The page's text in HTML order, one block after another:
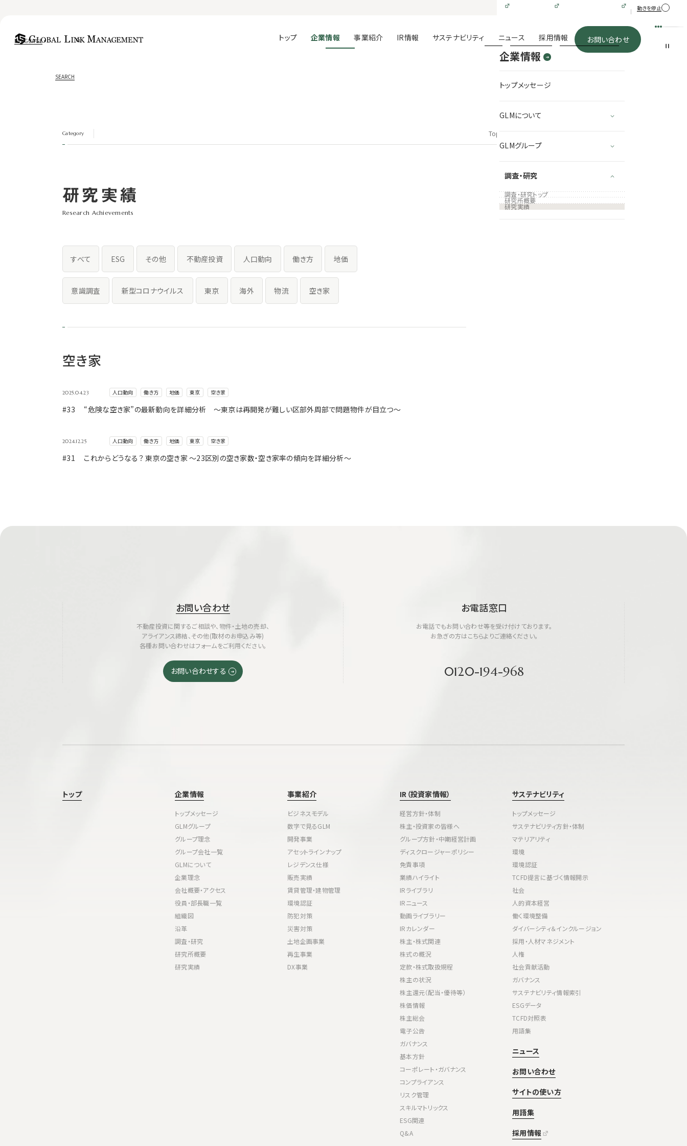
LANGUAGE
SEARCH
動きを停止
トップ 企業情報 事業紹介 IR情報 サステナビリティ ニュース 採用情報 お問い合わせ
Category Top
研究実績
Research Achievements
すべて ESG その他 不動産投資 人口動向 働き方 地価
意識調査 新型コロナウイルス 東京 海外 物流 空き家
空き家
2025.04.23 人口動向 働き方 地価 東京 空き家
#33 “危険な空き家”の最新動向を詳細分析 ～東京は再開発が難しい区部外周部で問題物件が目立つ～
2024.12.25 人口動向 働き方 地価 東京 空き家
#31 これからどうなる？ 東京の空き家 ～23区別の空き家数・空き家率の傾向を詳細分析～
企業情報
トップメッセージ
GLMについて
GLMグループ
調査・研究
調査・研究トップ
研究所概要
研究実績
お問い合わせ
不動産投資に関するご相談や、物件・土地の売却、
アライアンス締結、その他(取材のお申込み等)
各種お問い合わせはフォームをご利用ください。
お問い合わせする
お電話窓口
お電話でもお問い合わせ等を受け付けております。
お急ぎの方はこちらよりご連絡ください。
0120-194-968
トップ 企業情報
トップメッセージ
GLMグループ
グループ理念
グループ会社一覧
GLMについて
企業理念
会社概要・アクセス
役員・部長職一覧
組織図
沿革
調査・研究
研究所概要
研究実績
事業紹介
ビジネスモデル
数字で見るGLM
開発事業
アセットラインナップ
レジデンス仕様
販売実績
賃貸管理・建物管理
環境認証
防犯対策
災害対策
土地企画事業
再生事業
DX事業
IR（投資家情報）
経営方針・体制
株主・投資家の皆様へ
グループ方針・中期経営計画
ディスクロージャーポリシー
免責事項
業績ハイライト
IRライブラリ
IRニュース
動画ライブラリー
IRカレンダー
株主・株式関連
株式の概況
定款・株式取扱規程
株主の状況
株主還元（配当・優待等）
株価情報
株主総会
電子公告
ガバナンス
基本方針
コーポレート・ガバナンス
コンプライアンス
リスク管理
スキルマトリックス
ESG関連
Q&A
サステナビリティ
トップメッセージ
サステナビリティ方針・体制
マテリアリティ
環境
環境認証
TCFD提言に基づく情報開示
社会
人的資本経営
働く環境整備
ダイバーシティ＆インクルージョン
採用・人材マネジメント
人権
社会貢献活動
ガバナンス
サステナビリティ情報索引
ESGデータ
TCFD対照表
用語集
ニュース
お問い合わせ
サイトの使い方
用語集
採用情報